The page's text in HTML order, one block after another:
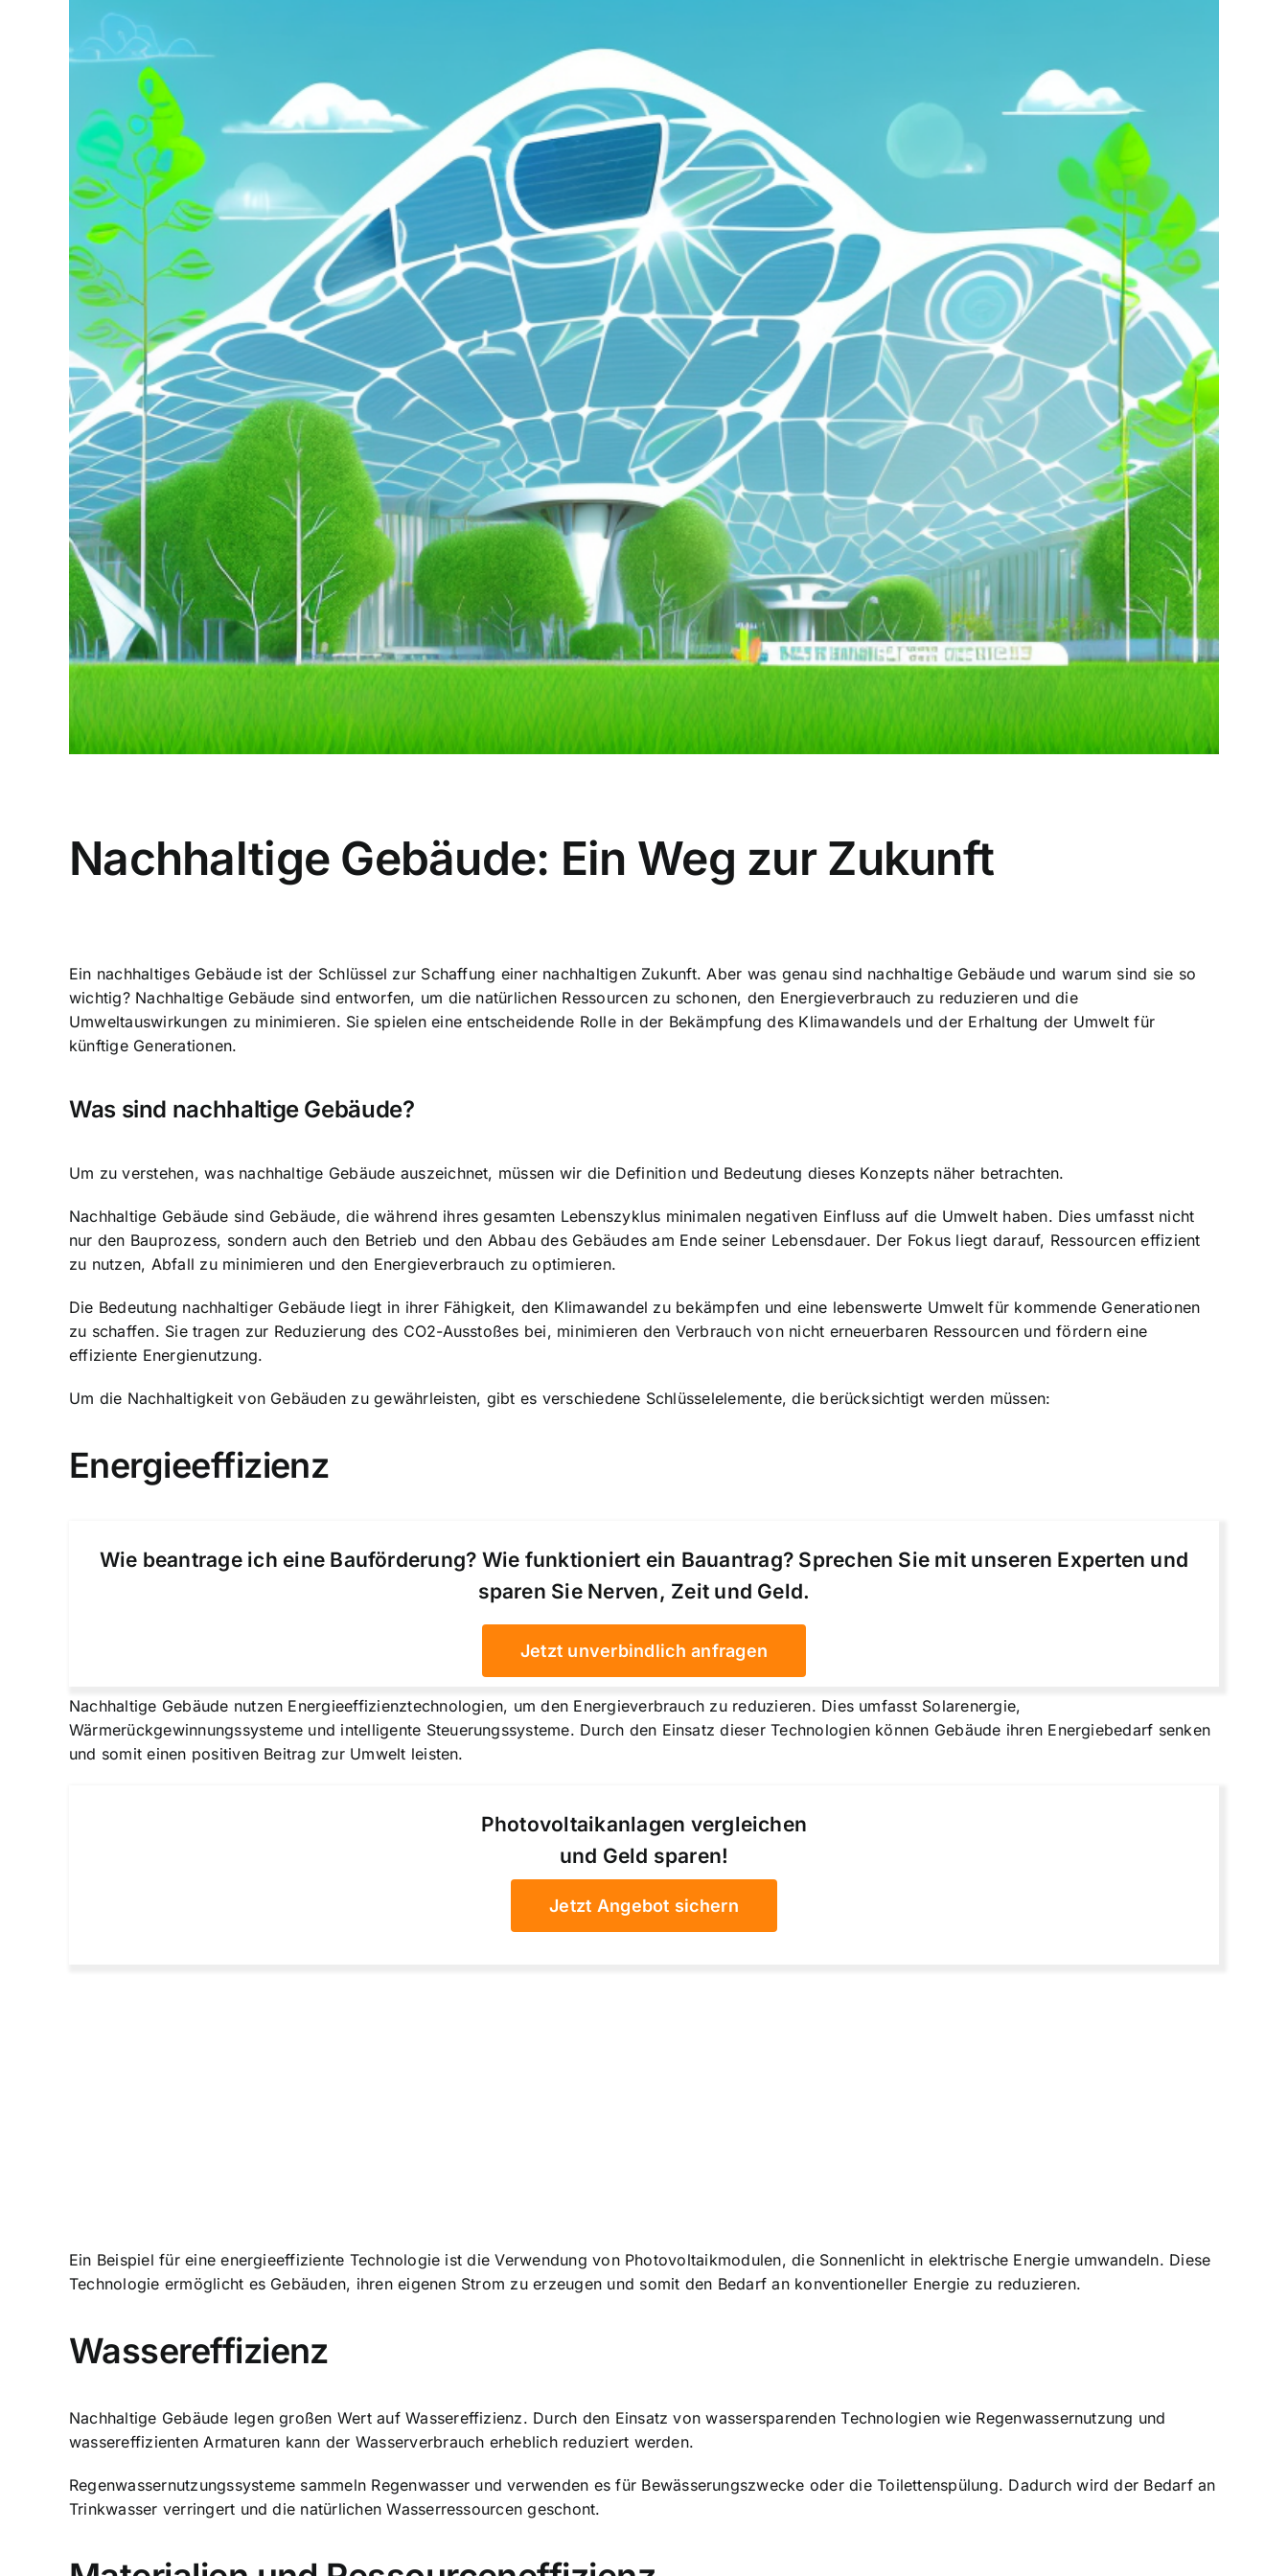
grösseres
Bild
Nachhaltige Gebäude: Ein Weg zur Zukunft
Ein nachhaltiges Gebäude ist der Schlüssel zur Schaffung einer nachhaltigen Zukunft. Aber was genau sind nachhaltige Gebäude und warum sind sie so
wichtig? Nachhaltige Gebäude sind entworfen, um die natürlichen Ressourcen zu schonen, den Energieverbrauch zu reduzieren und die
Umweltauswirkungen zu minimieren. Sie spielen eine entscheidende Rolle in der Bekämpfung des Klimawandels und der Erhaltung der Umwelt für
künftige Generationen.
Was sind nachhaltige Gebäude?
Um zu verstehen, was nachhaltige Gebäude auszeichnet, müssen wir die Definition und Bedeutung dieses Konzepts näher betrachten.
Nachhaltige Gebäude sind Gebäude, die während ihres gesamten Lebenszyklus minimalen negativen Einfluss auf die Umwelt haben. Dies umfasst nicht
nur den Bauprozess, sondern auch den Betrieb und den Abbau des Gebäudes am Ende seiner Lebensdauer. Der Fokus liegt darauf, Ressourcen effizient
zu nutzen, Abfall zu minimieren und den Energieverbrauch zu optimieren.
Die Bedeutung nachhaltiger Gebäude liegt in ihrer Fähigkeit, den Klimawandel zu bekämpfen und eine lebenswerte Umwelt für kommende Generationen
zu schaffen. Sie tragen zur Reduzierung des CO2-Ausstoßes bei, minimieren den Verbrauch von nicht erneuerbaren Ressourcen und fördern eine
effiziente Energienutzung.
Um die Nachhaltigkeit von Gebäuden zu gewährleisten, gibt es verschiedene Schlüsselelemente, die berücksichtigt werden müssen:
Energieeffizienz
Wie beantrage ich eine Bauförderung? Wie funktioniert ein Bauantrag? Sprechen Sie mit unseren Experten und
sparen Sie Nerven, Zeit und Geld.
Jetzt unverbindlich anfragen
Nachhaltige Gebäude nutzen Energieeffizienztechnologien, um den Energieverbrauch zu reduzieren. Dies umfasst Solarenergie,
Wärmerückgewinnungssysteme und intelligente Steuerungssysteme. Durch den Einsatz dieser Technologien können Gebäude ihren Energiebedarf senken
und somit einen positiven Beitrag zur Umwelt leisten.
Photovoltaikanlagen vergleichen
und Geld sparen!
Jetzt Angebot sichern
Ein Beispiel für eine energieeffiziente Technologie ist die Verwendung von Photovoltaikmodulen, die Sonnenlicht in elektrische Energie umwandeln. Diese
Technologie ermöglicht es Gebäuden, ihren eigenen Strom zu erzeugen und somit den Bedarf an konventioneller Energie zu reduzieren.
Wassereffizienz
Nachhaltige Gebäude legen großen Wert auf Wassereffizienz. Durch den Einsatz von wassersparenden Technologien wie Regenwassernutzung und
wassereffizienten Armaturen kann der Wasserverbrauch erheblich reduziert werden.
Regenwassernutzungssysteme sammeln Regenwasser und verwenden es für Bewässerungszwecke oder die Toilettenspülung. Dadurch wird der Bedarf an
Trinkwasser verringert und die natürlichen Wasserressourcen geschont.